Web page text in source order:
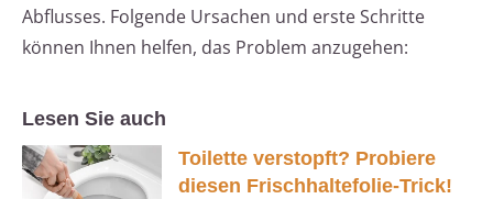
Abflusses. Folgende Ursachen und erste Schritte
können Ihnen helfen, das Problem anzugehen:
Lesen Sie auch
Toilette verstopft? Probiere
diesen Frischhaltefolie-Trick!